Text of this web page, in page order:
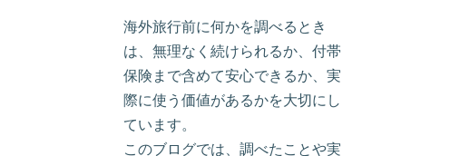
海外旅行前に何かを調べるとき
は、無理なく続けられるか、付帯
保険まで含めて安心できるか、実
際に使う価値があるかを大切にし
ています。
このブログでは、調べたことや実